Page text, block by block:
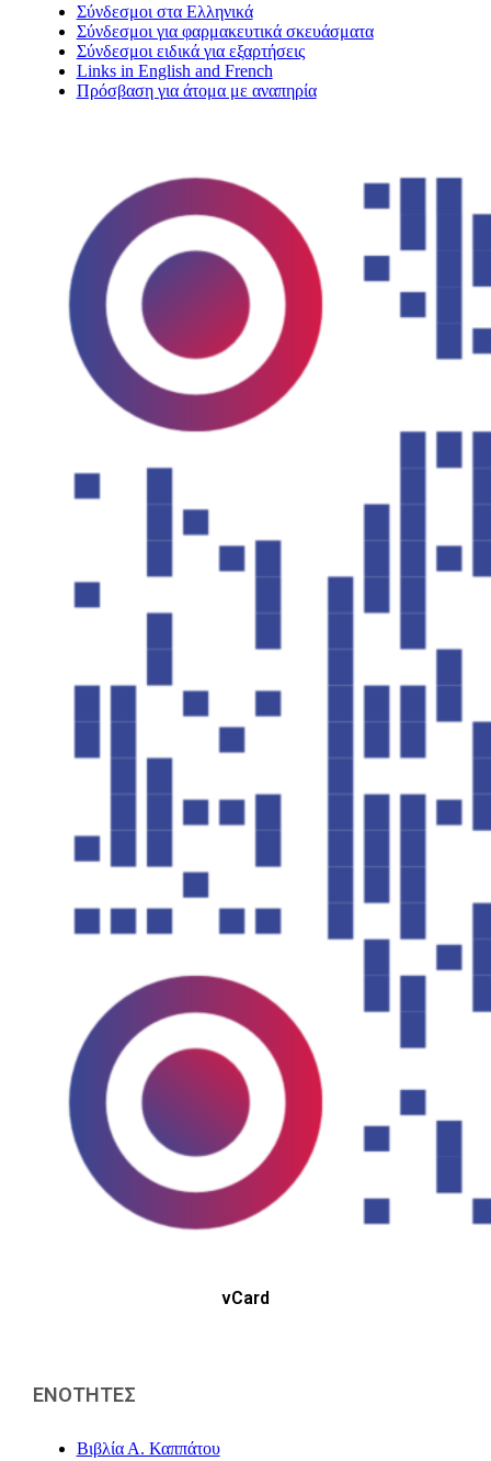
Σύνδεσμοι στα Ελληνικά
Σύνδεσμοι για φαρμακευτικά σκευάσματα
Σύνδεσμοι ειδικά για εξαρτήσεις
Links in English and French
Πρόσβαση για άτομα με αναπηρία
vCard
ΕΝΟΤΗΤΕΣ
Βιβλία Α. Καππάτου